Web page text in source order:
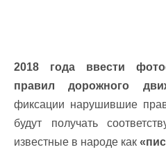
2018 года ввести
правил дорожного
фиксации нарушившие
будут получать
известные в народе как